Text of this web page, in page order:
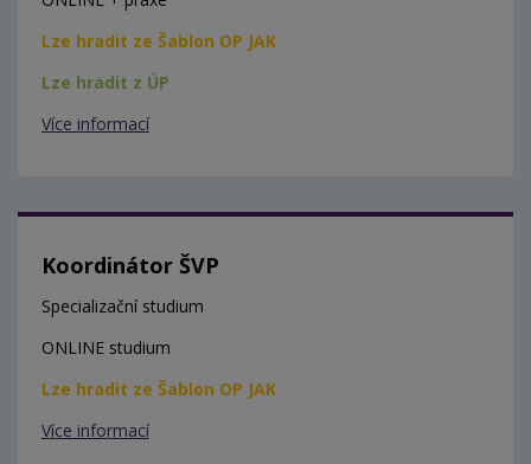
Lze hradit ze Šablon OP JAK
Lze hradit z ÚP
Více informací
Koordinátor ŠVP
Specializační studium
ONLINE studium
Lze hradit ze Šablon OP JAK
Více informací